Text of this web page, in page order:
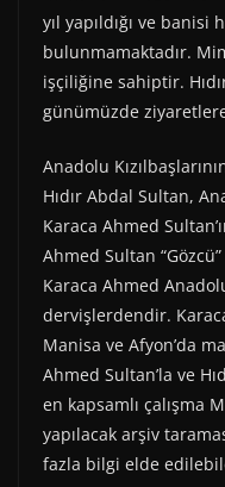
yıl yapıldığı ve
bulunmamaktadır.
işçiliğine sahiptir.
günümüzde ziyaretlere
Anadolu
Hıdır Abdal Sultan,
Karaca Ahmed
Ahmed Sultan
Karaca Ahmed
dervişlerdendir.
Manisa ve Afyon’da
Ahmed Sultan’la ve
en kapsamlı çalışma
yapılacak arşiv
fazla bilgi elde